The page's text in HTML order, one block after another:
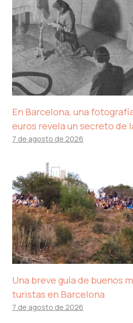
En Barcelona, ​​una
euros revela un secreto de
7 de agosto de 2026
Una breve guía de buenos
turistas en Barcelona
7 de agosto de 2026